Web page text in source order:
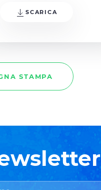
SCARICA
STAMPA